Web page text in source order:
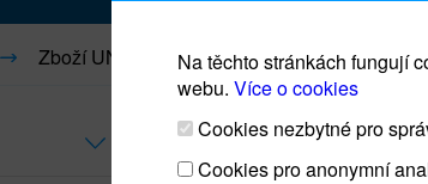
Zboží UNICEF
Na těchto stránkách fungují
webu. Více o cookies
Cookies nezbytné pro
Cookies pro anonymní